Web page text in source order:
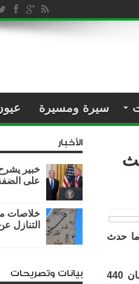
للصهاينة
سيرة ومسيرة
عن ما حدث
فعلى مدار اليومين الماضين انطلقت استغاثات واسعة من أهالي معتقلي عنبر 9 بليمان 440
الأخبار
خبير
على
خلاصات
التنازل
بيانات وتصريحات